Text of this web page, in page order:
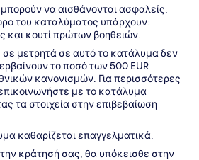
να αισθάνονται ασφαλείς,
του καταλύματος υπάρχουν:
και κουτί πρώτων βοηθειών.
μετρητά σε αυτό το κατάλυμα δεν
το ποσό των 500 EUR
κανονισμών. Για περισσότερες
με το κατάλυμα
τα στοιχεία στην επιβεβαίωση
καθαρίζεται επαγγελματικά.
κράτησή σας, θα υπόκεισθε στην